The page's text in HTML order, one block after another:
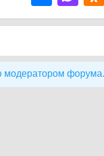
модератором форума.